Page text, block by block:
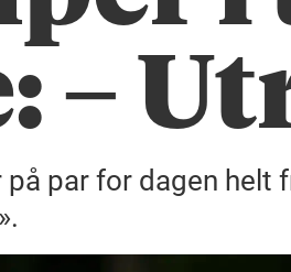
–
par for dagen